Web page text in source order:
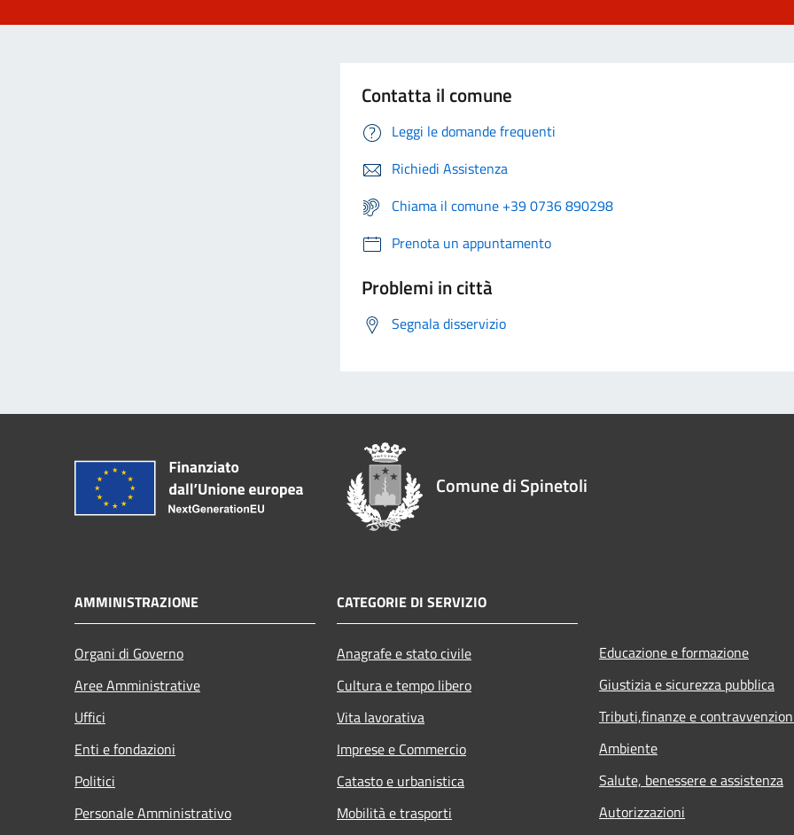
Contatta il comune
Leggi le domande frequenti
Richiedi Assistenza
Chiama il comune +39 0736 890298
Prenota un appuntamento
Problemi in città
Segnala disservizio
Comune di Spinetoli
AMMINISTRAZIONE
Organi di Governo
Aree Amministrative
Uffici
Enti e fondazioni
Politici
Personale Amministrativo
CATEGORIE DI SERVIZIO
Anagrafe e stato civile
Cultura e tempo libero
Vita lavorativa
Imprese e Commercio
Catasto e urbanistica
Mobilità e trasporti
Educazione e formazione
Giustizia e sicurezza pubblica
Tributi,finanze e
Ambiente
Salute, benessere e assistenza
Autorizzazioni